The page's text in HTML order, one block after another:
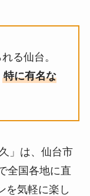
る仙台。
特に有名な
」は、仙台市
全国各地に直
を気軽に楽し